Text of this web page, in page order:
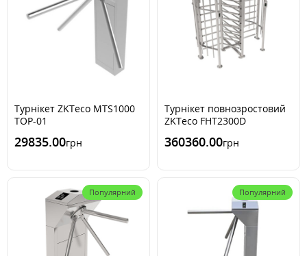
Турнікет ZKTeco MTS1000
TOP-01
29835.00грн
Турнікет повнозростовий
ZKTeco FHT2300D
360360.00грн
Популярний Популярний